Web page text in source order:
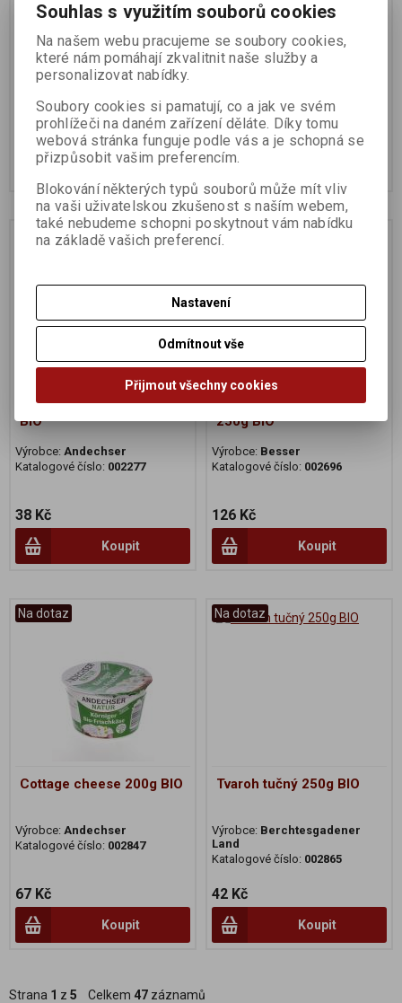
Cammembert 100g BIO
Výrobce:BIO plus
70 Kč
Koupit
BIO
38 Kč
Na dotaz
Puding vanilkový 150g
BIO
Výrobce: Andechser
Katalogové číslo: 002277
38 Kč
Koupit
Na dotaz
Máslo ze sladké smetany
250g BIO
Výrobce: Besser
Katalogové číslo: 002696
126 Kč
Koupit
Na dotaz
Cottage cheese 200g BIO
Výrobce: Andechser
Katalogové číslo: 002847
67 Kč
Koupit
Na dotaz
Tvaroh tučný 250g BIO
Výrobce: Berchtesgadener
Land
Katalogové číslo: 002865
42 Kč
Koupit
Strana 1 z 5 Celkem 47 záznamů
Souhlas s využitím souborů cookies
Na našem webu pracujeme se soubory cookies,
které nám pomáhají zkvalitnit naše služby a
personalizovat nabídky.
Soubory cookies si pamatují, co a jak ve svém
prohlížeči na daném zařízení děláte. Díky tomu
webová stránka funguje podle vás a je schopná se
přizpůsobit vašim preferencím.
Blokování některých typů souborů může mít vliv
na vaši uživatelskou zkušenost s naším webem,
také nebudeme schopni poskytnout vám nabídku
na základě vašich preferencí.
Nastavení
Odmítnout vše
Přijmout všechny cookies